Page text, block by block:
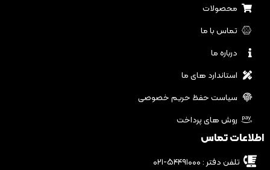
محصولات
تماس با ما
درباره ما
استاندارد های ما
سیاست حفظ حریم خصوصی
روش های پرداخت
اطلاعات تماس
تلفن دفتر : ۵۴۴۹۱۰۰۰-۰۲۱